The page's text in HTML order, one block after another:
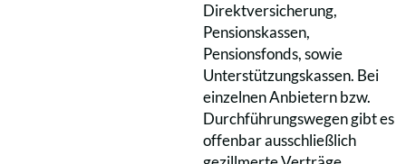
Direktversicherung,
Pensionskassen,
Pensionsfonds, sowie
Unterstützungskassen. Bei
einzelnen Anbietern bzw.
Durchführungswegen gibt es
offenbar ausschließlich